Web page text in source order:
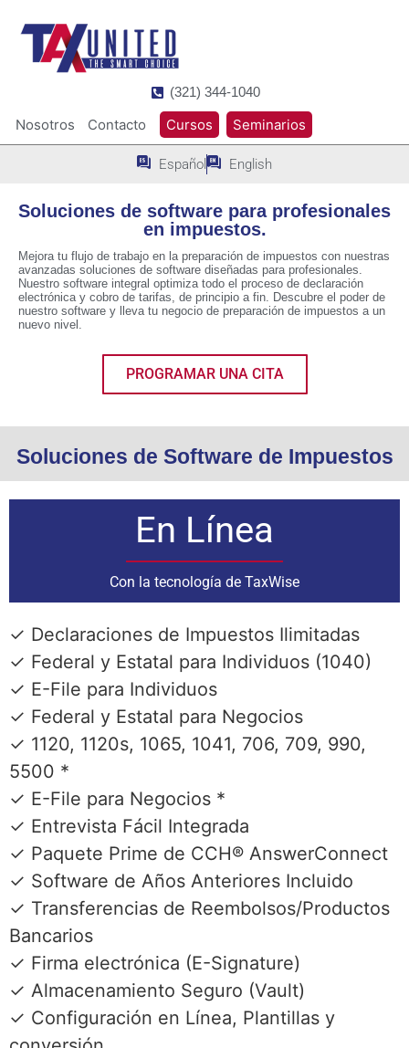
(321) 344-1040
Nosotros Contacto Cursos Seminarios
Español English
Soluciones de software para profesionales
en impuestos.
Mejora tu flujo de trabajo en la preparación de impuestos con nuestras
avanzadas soluciones de software diseñadas para profesionales.
Nuestro software integral optimiza todo el proceso de declaración
electrónica y cobro de tarifas, de principio a fin. Descubre el poder de
nuestro software y lleva tu negocio de preparación de impuestos a un
nuevo nivel.
PROGRAMAR UNA CITA
Soluciones de Software de Impuestos
En Línea
Con la tecnología de TaxWise
✓ Declaraciones de Impuestos Ilimitadas
✓ Federal y Estatal para Individuos (1040)
✓ E-File para Individuos
✓ Federal y Estatal para Negocios
✓ 1120, 1120s, 1065, 1041, 706, 709, 990,
5500 *
✓ E-File para Negocios *
✓ Entrevista Fácil Integrada
✓ Paquete Prime de CCH® AnswerConnect
✓ Software de Años Anteriores Incluido
✓ Transferencias de Reembolsos/Productos
Bancarios
✓ Firma electrónica (E-Signature)
✓ Almacenamiento Seguro (Vault)
✓ Configuración en Línea, Plantillas y